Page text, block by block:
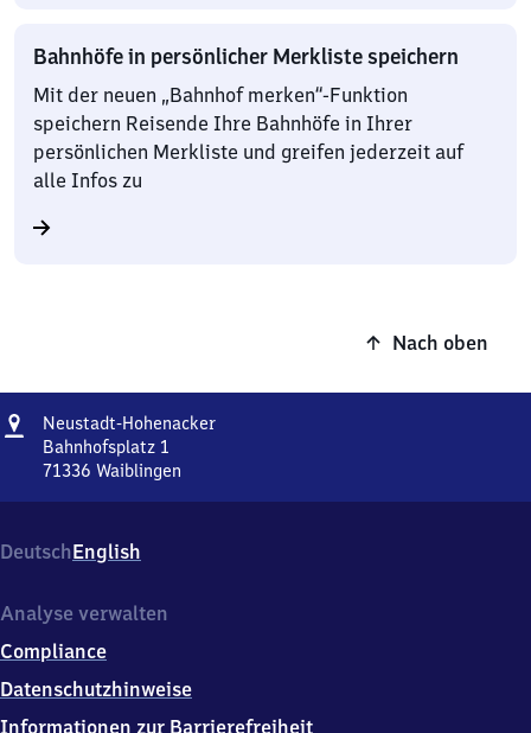
Bahnhöfe in persönlicher Merkliste speichern
Mit der neuen „Bahnhof merken“-Funktion
speichern Reisende Ihre Bahnhöfe in Ihrer
persönlichen Merkliste und greifen jederzeit auf
alle Infos zu
Nach oben
Adresse
Neustadt-HohenackerNeustadt-
Bahnhofsplatz 1
71336 Waiblingen
Bahnhofsplatz
1,
1
3
6
DeutschEnglish
Analyse verwalten
Compliance
Datenschutzhinweise
Informationen zur Barrierefreiheit